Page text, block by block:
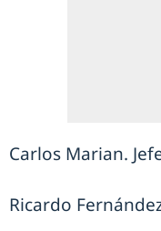
Carlos Marian.
Ricardo